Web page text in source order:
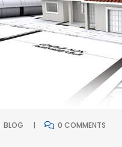
BLOG 0 COMMENTS